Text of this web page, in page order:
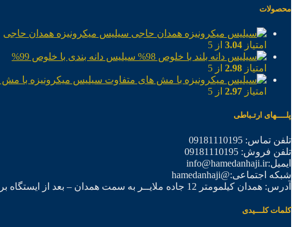
محصولات
سیلیس میکرونیزه همدان حاجی
امتیاز 3.04 از 5
سیلیس دانه بندی با خلوص 99%
امتیاز 2.98 از 5
سیلیس میکرونیزه با
امتیاز 2.97 از 5
پلــــهای ارتـباطی
تلفن تماس: 09181110195
تلفن فروش: 09181110195
ایمیل:info@hamedanhaji.ir
شبکه اجتماعی:@hamedanhaji
آدرس: همدان کیلمومتر 12 جاده ملایــر به سمت همدان – بعد از ایستگاه برق فرعی اول – شرکت تولیدی همدان حاجی
کلمات کلـــیدی